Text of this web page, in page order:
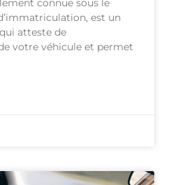
connue sous le
est un
atteste de
votre véhicule et permet